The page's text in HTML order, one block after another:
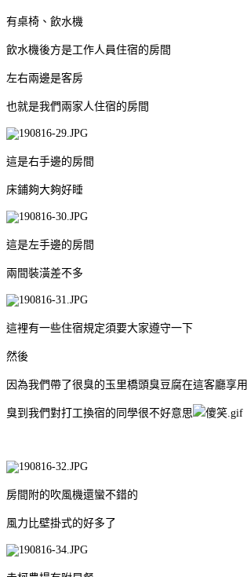
有桌椅、飲水機
飲水機後方是工作人員住宿的房間
左右兩邊是客房
也就是我們兩家人住宿的房間
這是右手邊的房間
床鋪夠大夠好睡
這是左手邊的房間
兩間裝潢差不多
這裡有一些住宿規定須要大家遵守一下
然後
因為我們帶了很臭的玉里橋頭臭豆腐在這客廳享用
臭到我們對打工換宿的同學很不好意思
房間附的吹風機還蠻不錯的
風力比壁掛式的好多了